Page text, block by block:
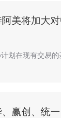
美将加大
划在现有交易
赢创、统